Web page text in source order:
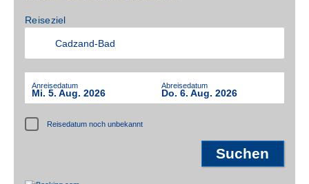
Reiseziel
Anreisedatum
Mi. 5. Aug. 2026
Abreisedatum
Do. 6. Aug. 2026
Reisedatum noch unbekannt